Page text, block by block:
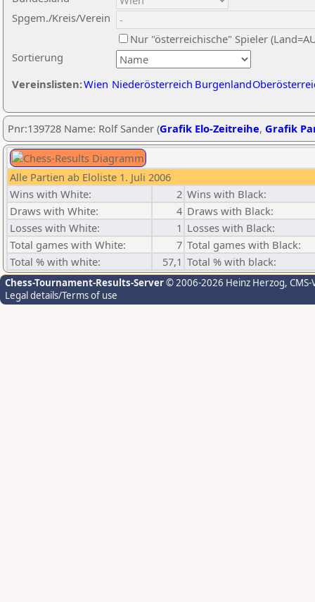
Sortierung
Spgem./Kreis/Verein
Nur "österreichische" Spieler
Vereinslisten:Wien Niederösterreich Burgenland
Pnr:139728 Name: Rolf Sander (Grafik Elo-Zeitreihe, Grafik
Alle Partien ab Eloliste 1. Juli 2006
Wins with White:
2 Wins with Black:
Draws with White:
4 Draws with Black:
Losses with White:
1 Losses with Black:
Total games with White:
7 Total games with Black:
Total % with white:
57,1 Total % with black:
Chess-Tournament-Results-Server© 2006-2026 Heinz Herzog,
Legal details/Terms of use